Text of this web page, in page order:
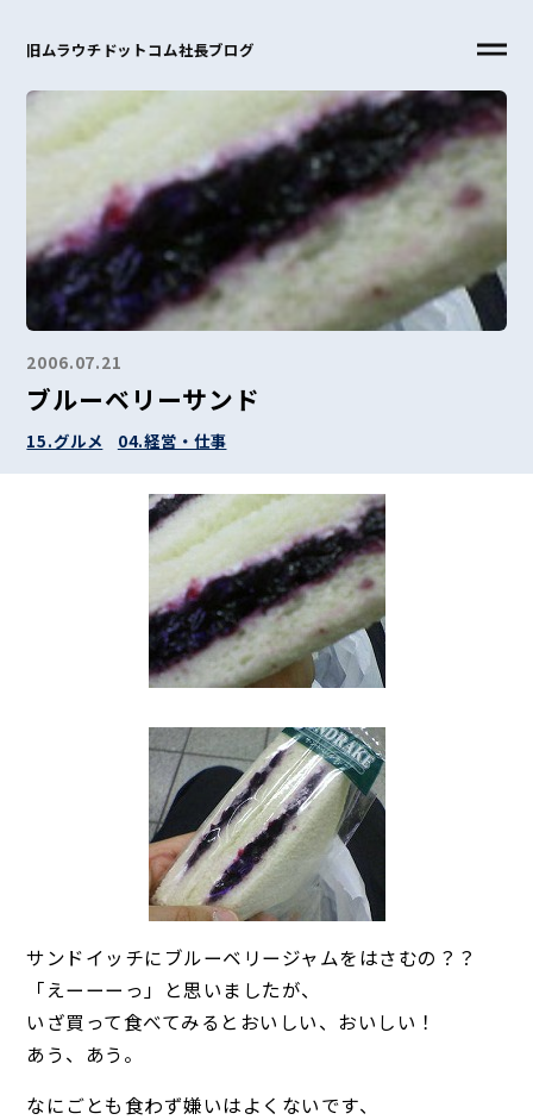
旧ムラウチドットコム社長ブログ
2006.07.21
ブルーベリーサンド
15.グルメ 04.経営・仕事
サンドイッチにブルーベリージャムをはさむの？？
「えーーーっ」と思いましたが、
いざ買って食べてみるとおいしい、おいしい！
あう、あう。
なにごとも食わず嫌いはよくないです、